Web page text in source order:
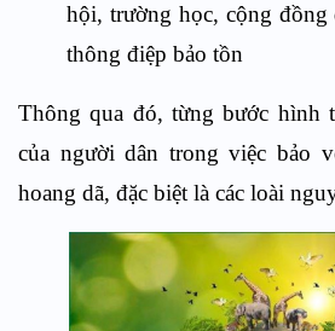
hội, trường học, cộng đồng
thông điệp bảo tồn
Thông qua đó, từng bước hình
của người dân trong việc bảo
hoang dã, đặc biệt là các loài